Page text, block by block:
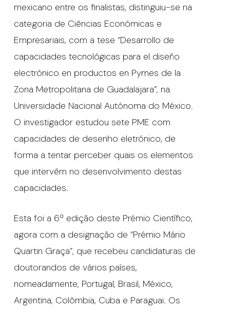
mexicano entre os finalistas, distinguiu-se na
categoria de Ciências Económicas e
Empresariais, com a tese “Desarrollo de
capacidades tecnológicas para el diseño
electrónico en productos en Pymes de la
Zona Metropolitana de Guadalajara”, na
Universidade Nacional Autónoma do México.
O investigador estudou sete PME com
capacidades de desenho eletrónico, de
forma a tentar perceber quais os elementos
que intervêm no desenvolvimento destas
capacidades.
Esta foi a 6ª edição deste Prémio Científico,
agora com a designação de “Prémio Mário
Quartin Graça”, que recebeu candidaturas de
doutorandos de vários países,
nomeadamente, Portugal, Brasil, México,
Argentina, Colômbia, Cuba e Paraguai. Os